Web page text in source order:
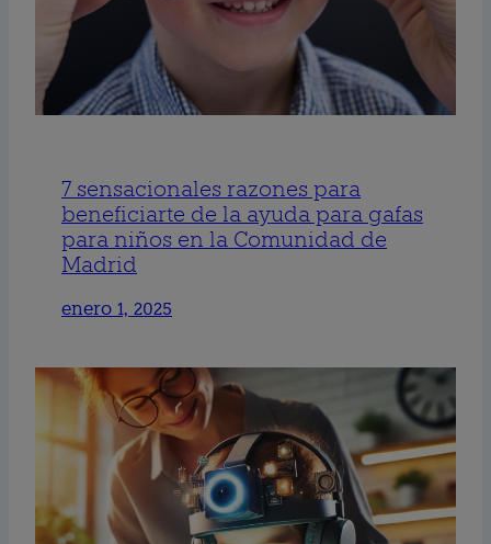
7 sensacionales razones para
beneficiarte de la ayuda para gafas
para niños en la Comunidad de
Madrid
enero 1, 2025